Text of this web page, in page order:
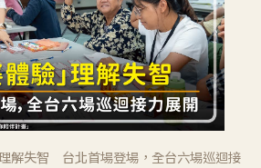
解失智 台北首場登場，全台六場巡迴接